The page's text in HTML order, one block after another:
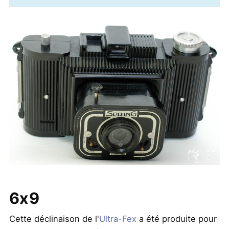
6x9
Cette déclinaison de l'Ultra-Fex a été produite pour